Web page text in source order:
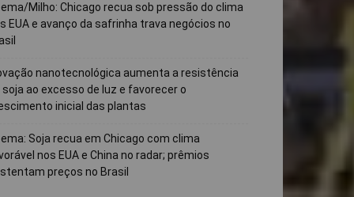
Milho: Chicago recua sob pressão do clima
EUA e avanço da safrinha trava negócios no
nanotecnológica aumenta a resistência
soja ao excesso de luz e favorecer o
inicial das plantas
Soja recua em Chicago com clima
nos EUA e China no radar; prêmios
preços no Brasil